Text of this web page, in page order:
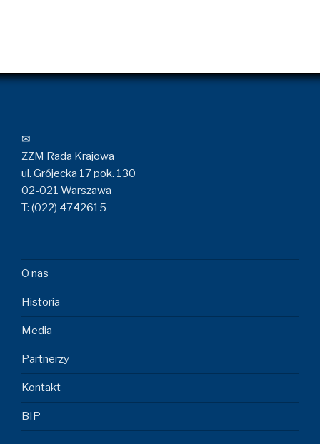
✉
ZZM Rada Krajowa
ul. Grójecka 17 pok. 130
02-021 Warszawa
T: (022) 4742615
O nas
Historia
Media
Partnerzy
Kontakt
BIP